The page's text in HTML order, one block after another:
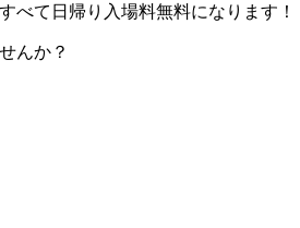
べて日帰り入場料無料になります！
んか？